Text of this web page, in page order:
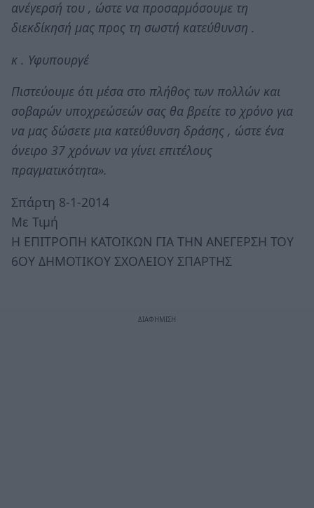
ανέγερσή του , ώστε να προσαρμόσουμε τη
διεκδίκησή μας προς τη σωστή κατεύθυνση .
κ . Υφυπουργέ
Πιστεύουμε ότι μέσα στο πλήθος των πολλών και
σοβαρών υποχρεώσεών σας θα βρείτε το χρόνο για
να μας δώσετε μια κατεύθυνση δράσης , ώστε ένα
όνειρο 37 χρόνων να γίνει επιτέλους
πραγματικότητα».
Σπάρτη 8-1-2014
Με Τιμή
Η ΕΠΙΤΡΟΠΗ ΚΑΤΟΙΚΩΝ ΓΙΑ ΤΗΝ ΑΝΕΓΕΡΣΗ ΤΟΥ
6ΟΥ ΔΗΜΟΤΙΚΟΥ ΣΧΟΛΕΙΟΥ ΣΠΑΡΤΗΣ